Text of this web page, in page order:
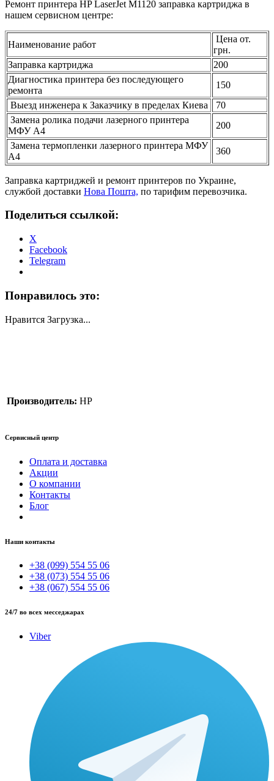
Ремонт принтера HP LaserJet M1120 заправка картриджа в
нашем сервисном центре:
Наименование работ
Цена от.
грн.
Заправка картриджа
200
Диагностика принтера без последующего
ремонта
150
Выезд инженера к Заказчику в пределах Киева
70
Замена ролика подачи лазерного принтера
МФУ А4
200
Замена термопленки лазерного принтера МФУ
А4
360
Заправка картриджей и ремонт принтеров по Украине,
службой доставки Нова Пошта, по тарифим перевозчика.
Поделиться ссылкой:
X
Facebook
Telegram
Понравилось это:
Нравится Загрузка...
Производитель: HP
Сервисный центр
Оплата и доставка
Акции
О компании
Контакты
Блог
Наши контакты
+38 (099) 554 55 06
+38 (073) 554 55 06
+38 (067) 554 55 06
24/7 во всех месседжарах
Viber